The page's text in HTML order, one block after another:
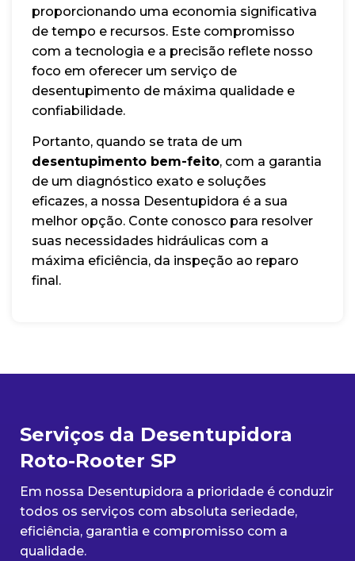
proporcionando uma economia significativa
de tempo e recursos. Este compromisso
com a tecnologia e a precisão reflete nosso
foco em oferecer um serviço de
desentupimento de máxima qualidade e
confiabilidade.
Portanto, quando se trata de um
desentupimento bem-feito, com a garantia
de um diagnóstico exato e soluções
eficazes, a nossa Desentupidora é a sua
melhor opção. Conte conosco para resolver
suas necessidades hidráulicas com a
máxima eficiência, da inspeção ao reparo
final.
Serviços da Desentupidora
Roto-Rooter SP
Em nossa Desentupidora a prioridade é conduzir
todos os serviços com absoluta seriedade,
eficiência, garantia e compromisso com a
qualidade.